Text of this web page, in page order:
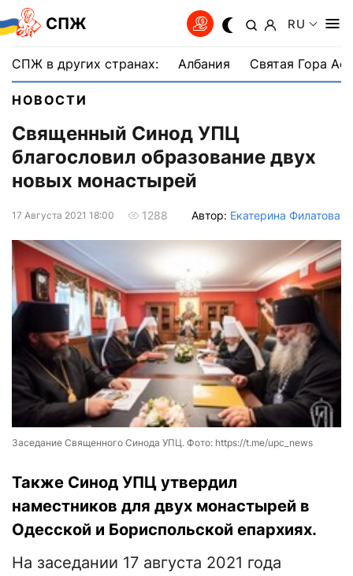
СПЖ RU
СПЖ в других странах: Албания Святая Гора
НОВОСТИ
Священный Синод УПЦ
благословил образование двух
новых монастырей
17 Августа 2021 18:00 1288 Автор: Екатерина Филатова
Заседание Священного Синода УПЦ. Фото: https://t.me/upc_news
Также Синод УПЦ утвердил
наместников для двух монастырей в
Одесской и Бориспольской епархиях.
На заседании 17 августа 2021 года